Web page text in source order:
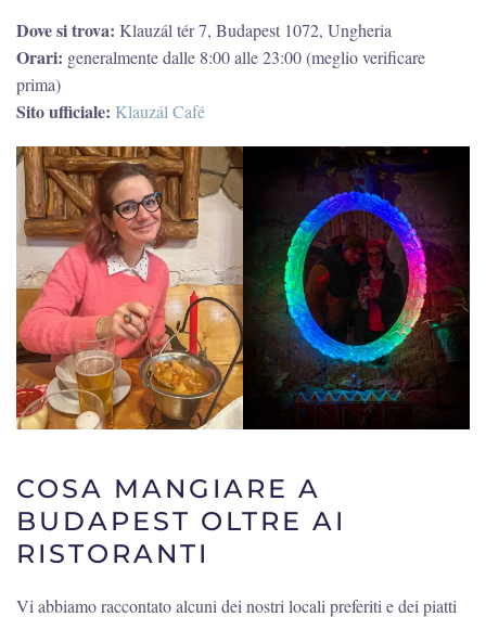
Dove si trova: Klauzál tér 7, Budapest 1072, Ungheria
Orari: generalmente dalle 8:00 alle 23:00 (meglio verificare
prima)
Sito ufficiale: Klauzál Café
COSA MANGIARE A
BUDAPEST OLTRE AI
RISTORANTI
Vi abbiamo raccontato alcuni dei nostri locali preferiti e dei piatti